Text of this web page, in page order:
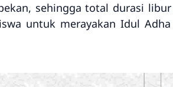
sehingga total durasi
untuk merayakan Idul